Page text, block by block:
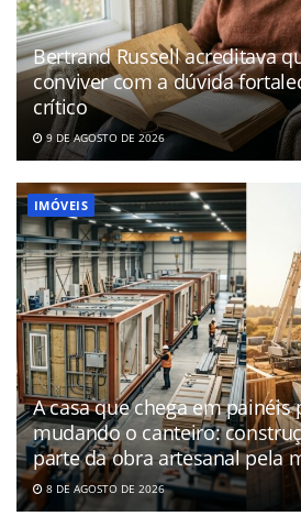
Bertrand Russell acreditava
conviver com a dúvida
crítico
9 DE AGOSTO DE 2026
IMÓVEIS
A casa que chega em painéis
mudando o canteiro:
parte da obra artesanal pela
8 DE AGOSTO DE 2026